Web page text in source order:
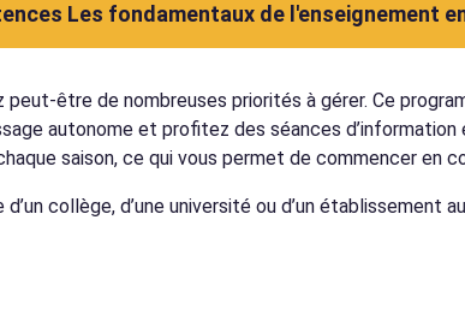
Les fondamentaux de l'enseignement
peut-être de nombreuses priorités à gérer. Ce
autonome et profitez des séances
saison, ce qui vous permet de commencer en
collège, d’une université ou d’un établissement